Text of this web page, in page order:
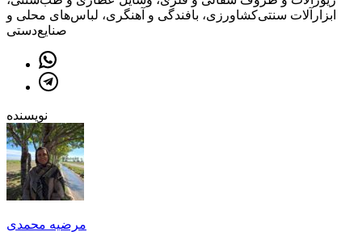
ابزارآلات سنتی‌کشاورزی، بافندگی و آهنگری، لباس‌های محلی و
صنایع‌دستی
نویسنده
مرضیه محمدی